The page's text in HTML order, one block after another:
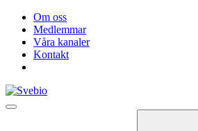
Om oss
Medlemmar
Våra kanaler
Kontakt